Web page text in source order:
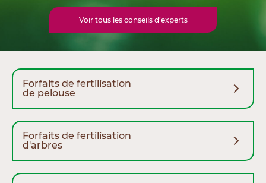
Voir tous les conseils d’experts
Forfaits de fertilisation
de pelouse
Forfaits de fertilisation
d'arbres